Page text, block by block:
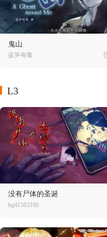
鬼山
蓝笋有毒
L3
没有尸体的圣诞
hg41583160